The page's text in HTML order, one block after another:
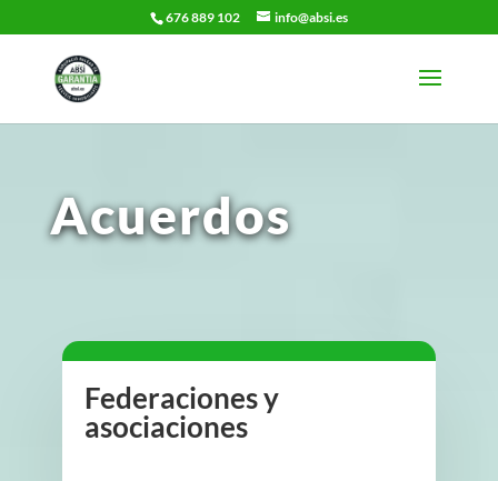
676 889 102 info@absi.es
Acuerdos
Federaciones y
asociaciones